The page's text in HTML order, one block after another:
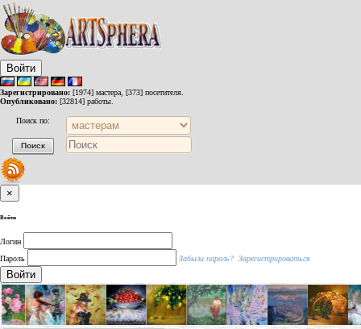
Войти
Зарегистрировано: [1974] мастера, [373] посетителя.
Опубликовано: [32814] работы.
Поиск по:
×
Войти
Логин
Пароль
Забыли пароль? Зарегистрироваться
Войти